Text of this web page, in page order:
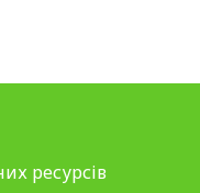
ресурсів